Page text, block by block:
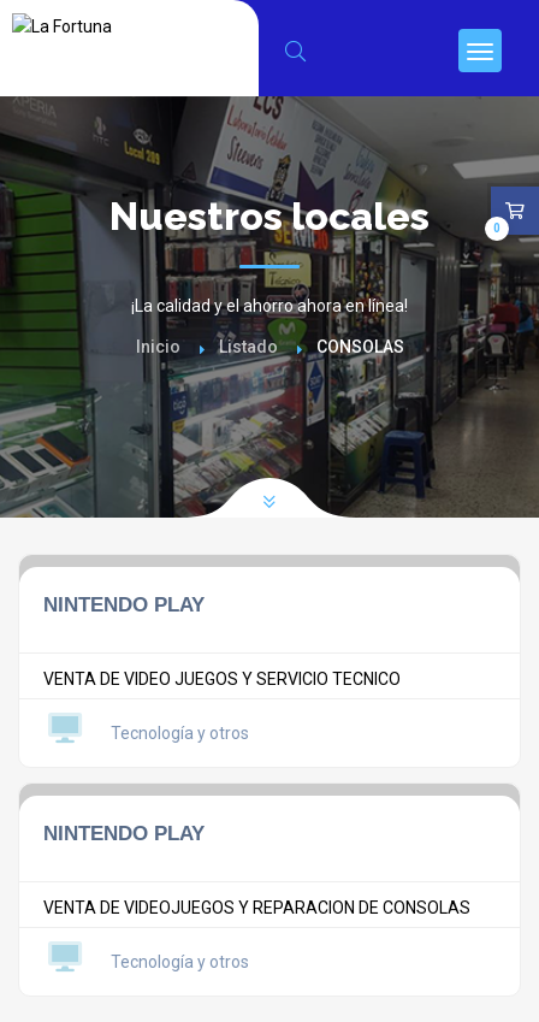
Nuestros locales
¡La calidad y el ahorro ahora en línea!
Inicio Listado CONSOLAS
NINTENDO PLAY
VENTA DE VIDEO JUEGOS Y SERVICIO TECNICO
Tecnología y otros
NINTENDO PLAY
VENTA DE VIDEOJUEGOS Y REPARACION DE CONSOLAS
Tecnología y otros
0